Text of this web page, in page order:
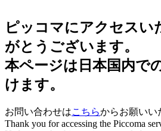
ピッコマにアクセスい
がとうございます。
本ページは日本国内で
けます。
お問い合わせはこちらからお願いい
Thank you for accessing the Piccoma